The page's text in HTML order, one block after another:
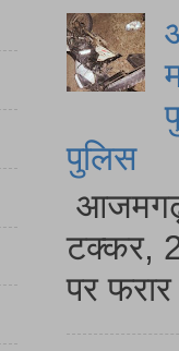
पुलिस
आजमगढ़
टक्कर,
पर